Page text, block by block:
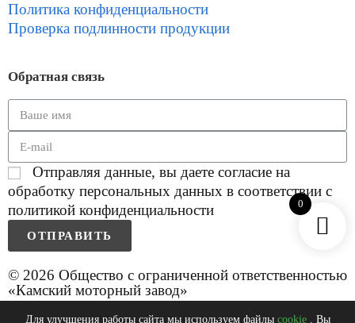
Политика конфиденциальности
Проверка подлинности продукции
Обратная связь
Отправляя данные, вы даете согласие на
обработку персональных данных в соответствии с
политикой конфиденциальности
ОТПРАВИТЬ
© 2026 Общество с ограниченной ответственностью
«Камский моторный завод»
0
Для улучшения работы сайта мы используем файлы cookie . Вы